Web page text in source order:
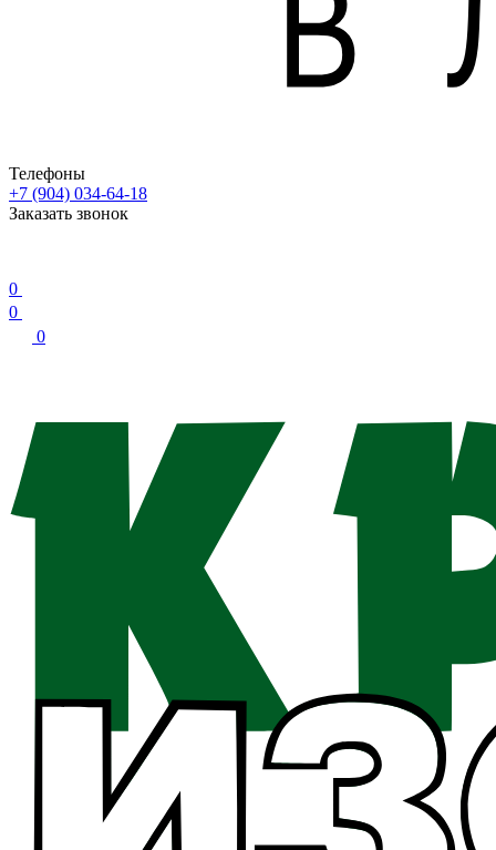
Телефоны
+7 (904) 034-64-18
Заказать звонок
0
0
0